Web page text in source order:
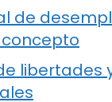
de
libertades